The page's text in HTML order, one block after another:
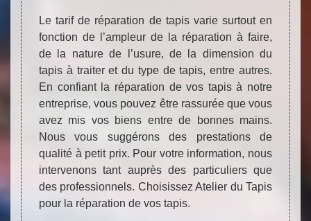
Le tarif de réparation de tapis varie surtout en
fonction de l’ampleur de la réparation à faire,
de la nature de l’usure, de la dimension du
tapis à traiter et du type de tapis, entre autres.
En confiant la réparation de vos tapis à notre
entreprise, vous pouvez être rassurée que vous
avez mis vos biens entre de bonnes mains.
Nous vous suggérons des prestations de
qualité à petit prix. Pour votre information, nous
intervenons tant auprès des particuliers que
des professionnels. Choisissez Atelier du Tapis
pour la réparation de vos tapis.